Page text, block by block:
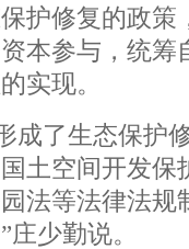
护修复的政策
本参与，统筹
实现。
成了生态保护
土空间开发保
法等法律法规
少勤说。